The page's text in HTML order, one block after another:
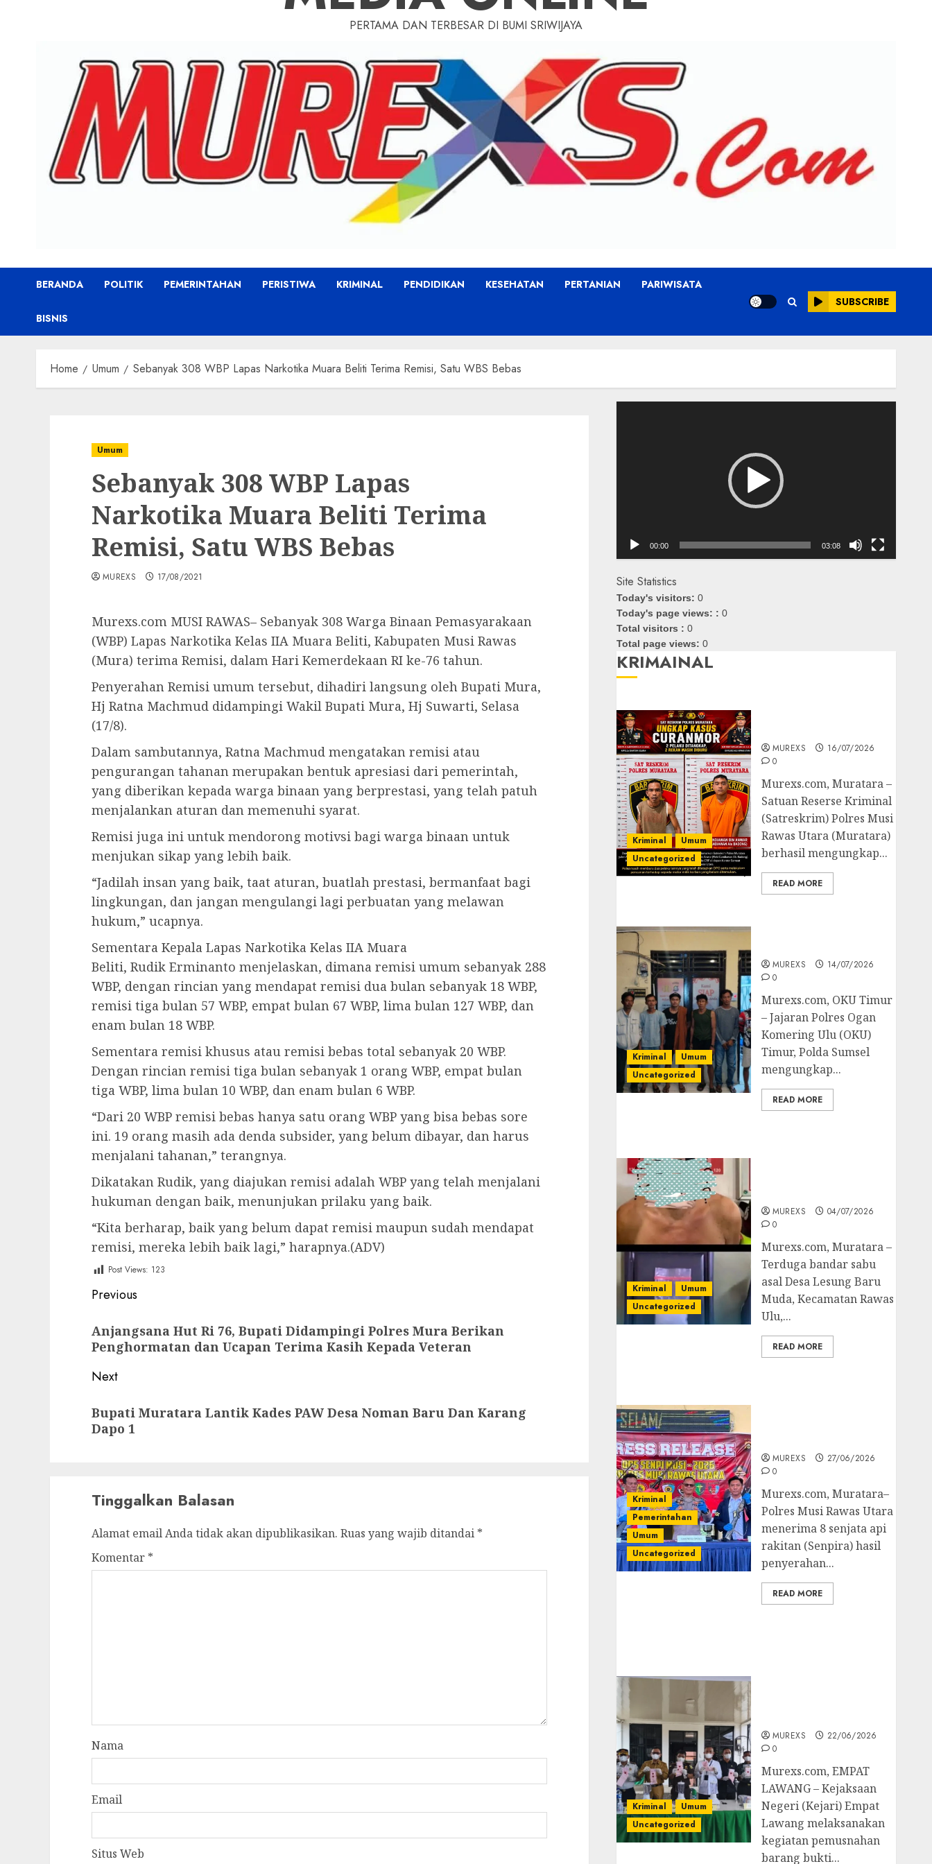
PERTAMA DAN TERBESAR DI BUMI SRIWIJAYA
BERANDA POLITIK PEMERINTAHAN PERISTIWA KRIMINAL PENDIDIKAN KESEHATAN PERTANIAN PARIWISATA
BISNIS
SUBSCRIBE
Home Umum Sebanyak 308 WBP Lapas Narkotika Muara Beliti Terima Remisi, Satu WBS Bebas
Umum
Sebanyak 308 WBP Lapas
Narkotika Muara Beliti Terima
Remisi, Satu WBS Bebas
MUREXS 17/08/2021
Murexs.com MUSI RAWAS– Sebanyak 308 Warga Binaan Pemasyarakaan
(WBP) Lapas Narkotika Kelas IIA Muara Beliti, Kabupaten Musi Rawas
(Mura) terima Remisi, dalam Hari Kemerdekaan RI ke-76 tahun.
Penyerahan Remisi umum tersebut, dihadiri langsung oleh Bupati Mura,
Hj Ratna Machmud didampingi Wakil Bupati Mura, Hj Suwarti, Selasa
(17/8).
Dalam sambutannya, Ratna Machmud mengatakan remisi atau
pengurangan tahanan merupakan bentuk apresiasi dari pemerintah,
yang diberikan kepada warga binaan yang berprestasi, yang telah patuh
menjalankan aturan dan memenuhi syarat.
Remisi juga ini untuk mendorong motivsi bagi warga binaan untuk
menjukan sikap yang lebih baik.
“Jadilah insan yang baik, taat aturan, buatlah prestasi, bermanfaat bagi
lingkungan, dan jangan mengulangi lagi perbuatan yang melawan
hukum,” ucapnya.
Sementara Kepala Lapas Narkotika Kelas IIA Muara
Beliti, Rudik Erminanto menjelaskan, dimana remisi umum sebanyak 288
WBP, dengan rincian yang mendapat remisi dua bulan sebanyak 18 WBP,
remisi tiga bulan 57 WBP, empat bulan 67 WBP, lima bulan 127 WBP, dan
enam bulan 18 WBP.
Sementara remisi khusus atau remisi bebas total sebanyak 20 WBP.
Dengan rincian remisi tiga bulan sebanyak 1 orang WBP, empat bulan
tiga WBP, lima bulan 10 WBP, dan enam bulan 6 WBP.
“Dari 20 WBP remisi bebas hanya satu orang WBP yang bisa bebas sore
ini. 19 orang masih ada denda subsider, yang belum dibayar, dan harus
menjalani tahanan,” terangnya.
Dikatakan Rudik, yang diajukan remisi adalah WBP yang telah menjalani
hukuman dengan baik, menunjukan prilaku yang baik.
“Kita berharap, baik yang belum dapat remisi maupun sudah mendapat
remisi, mereka lebih baik lagi,” harapnya.(ADV)
Post Views: 123
Post
navigation
Previous
post:
Anjangsana Hut Ri 76, Bupati Didampingi Polres Mura Berikan
Penghormatan dan Ucapan Terima Kasih Kepada Veteran
Next
post:
Bupati Muratara Lantik Kades PAW Desa Noman Baru Dan Karang
Dapo 1
Tinggalkan Balasan
Alamat email Anda tidak akan dipublikasikan. Ruas yang wajib ditandai *
Komentar *
Nama
Email
Situs Web
00:00 03:08
Site Statistics
Today's visitors: 0
Today's page views: : 0
Total visitors : 0
Total page views: 0
KRIMAINAL
Kriminal
Umum
Uncategorized
MUREXS
16/07/2026
0
Murexs.com, Muratara –
Satuan Reserse Kriminal
(Satreskrim) Polres Musi
Rawas Utara (Muratara)
berhasil mengungkap...
READ MORE
Kriminal
Umum
Uncategorized
MUREXS
14/07/2026
0
Murexs.com, OKU Timur
– Jajaran Polres Ogan
Komering Ulu (OKU)
Timur, Polda Sumsel
mengungkap...
READ MORE
Kriminal
Umum
Uncategorized
MUREXS
04/07/2026
0
Murexs.com, Muratara –
Terduga bandar sabu
asal Desa Lesung Baru
Muda, Kecamatan Rawas
Ulu,...
READ MORE
Kriminal
Pemerintahan
Umum
Uncategorized
MUREXS
27/06/2026
0
Murexs.com, Muratara–
Polres Musi Rawas Utara
menerima 8 senjata api
rakitan (Senpira) hasil
penyerahan...
READ MORE
Kriminal
Umum
Uncategorized
MUREXS
22/06/2026
0
‎Murexs.com, EMPAT
LAWANG – Kejaksaan
Negeri (Kejari) Empat
Lawang melaksanakan
kegiatan pemusnahan
barang bukti...